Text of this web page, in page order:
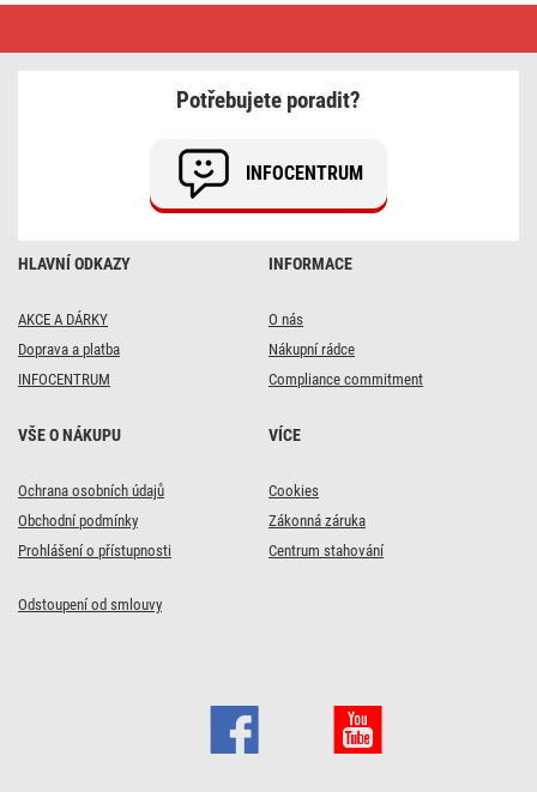
HLAVNÍ ODKAZY
AKCE A DÁRKY
Doprava a platba
INFOCENTRUM
INFORMACE
O nás
Nákupní rádce
Compliance commitment
VŠE O NÁKUPU
Ochrana osobních údajů
Obchodní podmínky
Prohlášení o přístupnosti
VÍCE
Cookies
Zákonná záruka
Centrum stahování
Odstoupení od smlouvy
Potřebujete poradit?
INFOCENTRUM